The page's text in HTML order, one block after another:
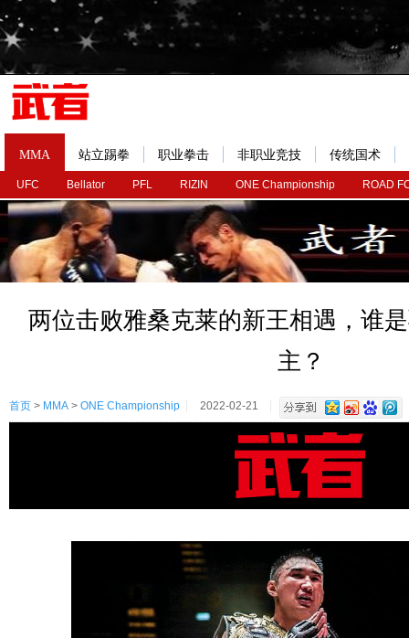
MMA
UFC Bellator PFL RIZIN ONE Championship ROAD
站立踢拳 职业拳击 非职业竞技 传统国术
两位击败雅桑克莱的新王相遇，谁
主？
首页 > MMA > ONE Championship 2022-02-21